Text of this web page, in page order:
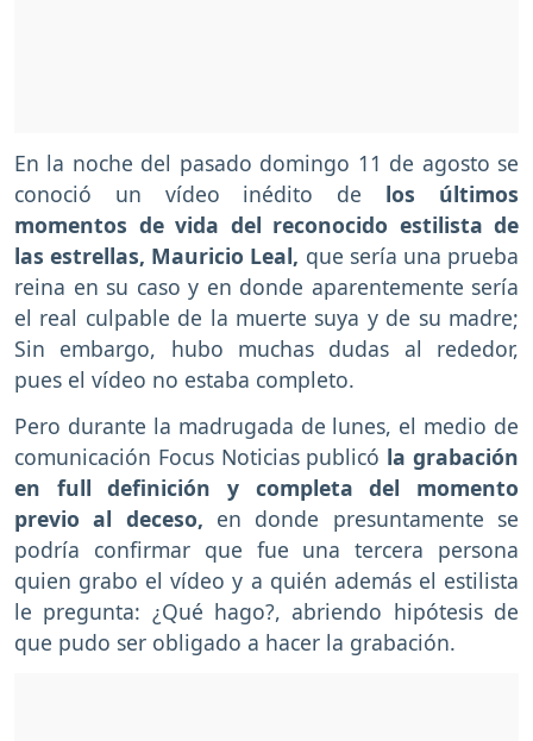
En la noche del pasado domingo 11 de agosto se
conoció un vídeo inédito de los últimos
momentos de vida del reconocido estilista de
las estrellas, Mauricio Leal, que sería una prueba
reina en su caso y en donde aparentemente sería
el real culpable de la muerte suya y de su madre;
Sin embargo, hubo muchas dudas al rededor,
pues el vídeo no estaba completo.
Pero durante la madrugada de lunes, el medio de
comunicación Focus Noticias publicó la grabación
en full definición y completa del momento
previo al deceso, en donde presuntamente se
podría confirmar que fue una tercera persona
quien grabo el vídeo y a quién además el estilista
le pregunta: ¿Qué hago?, abriendo hipótesis de
que pudo ser obligado a hacer la grabación.